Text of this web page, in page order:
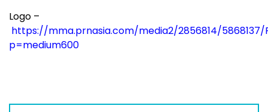
Logo –
https://mma.prnasia.com/media2/2856814/5868137/
p=medium600